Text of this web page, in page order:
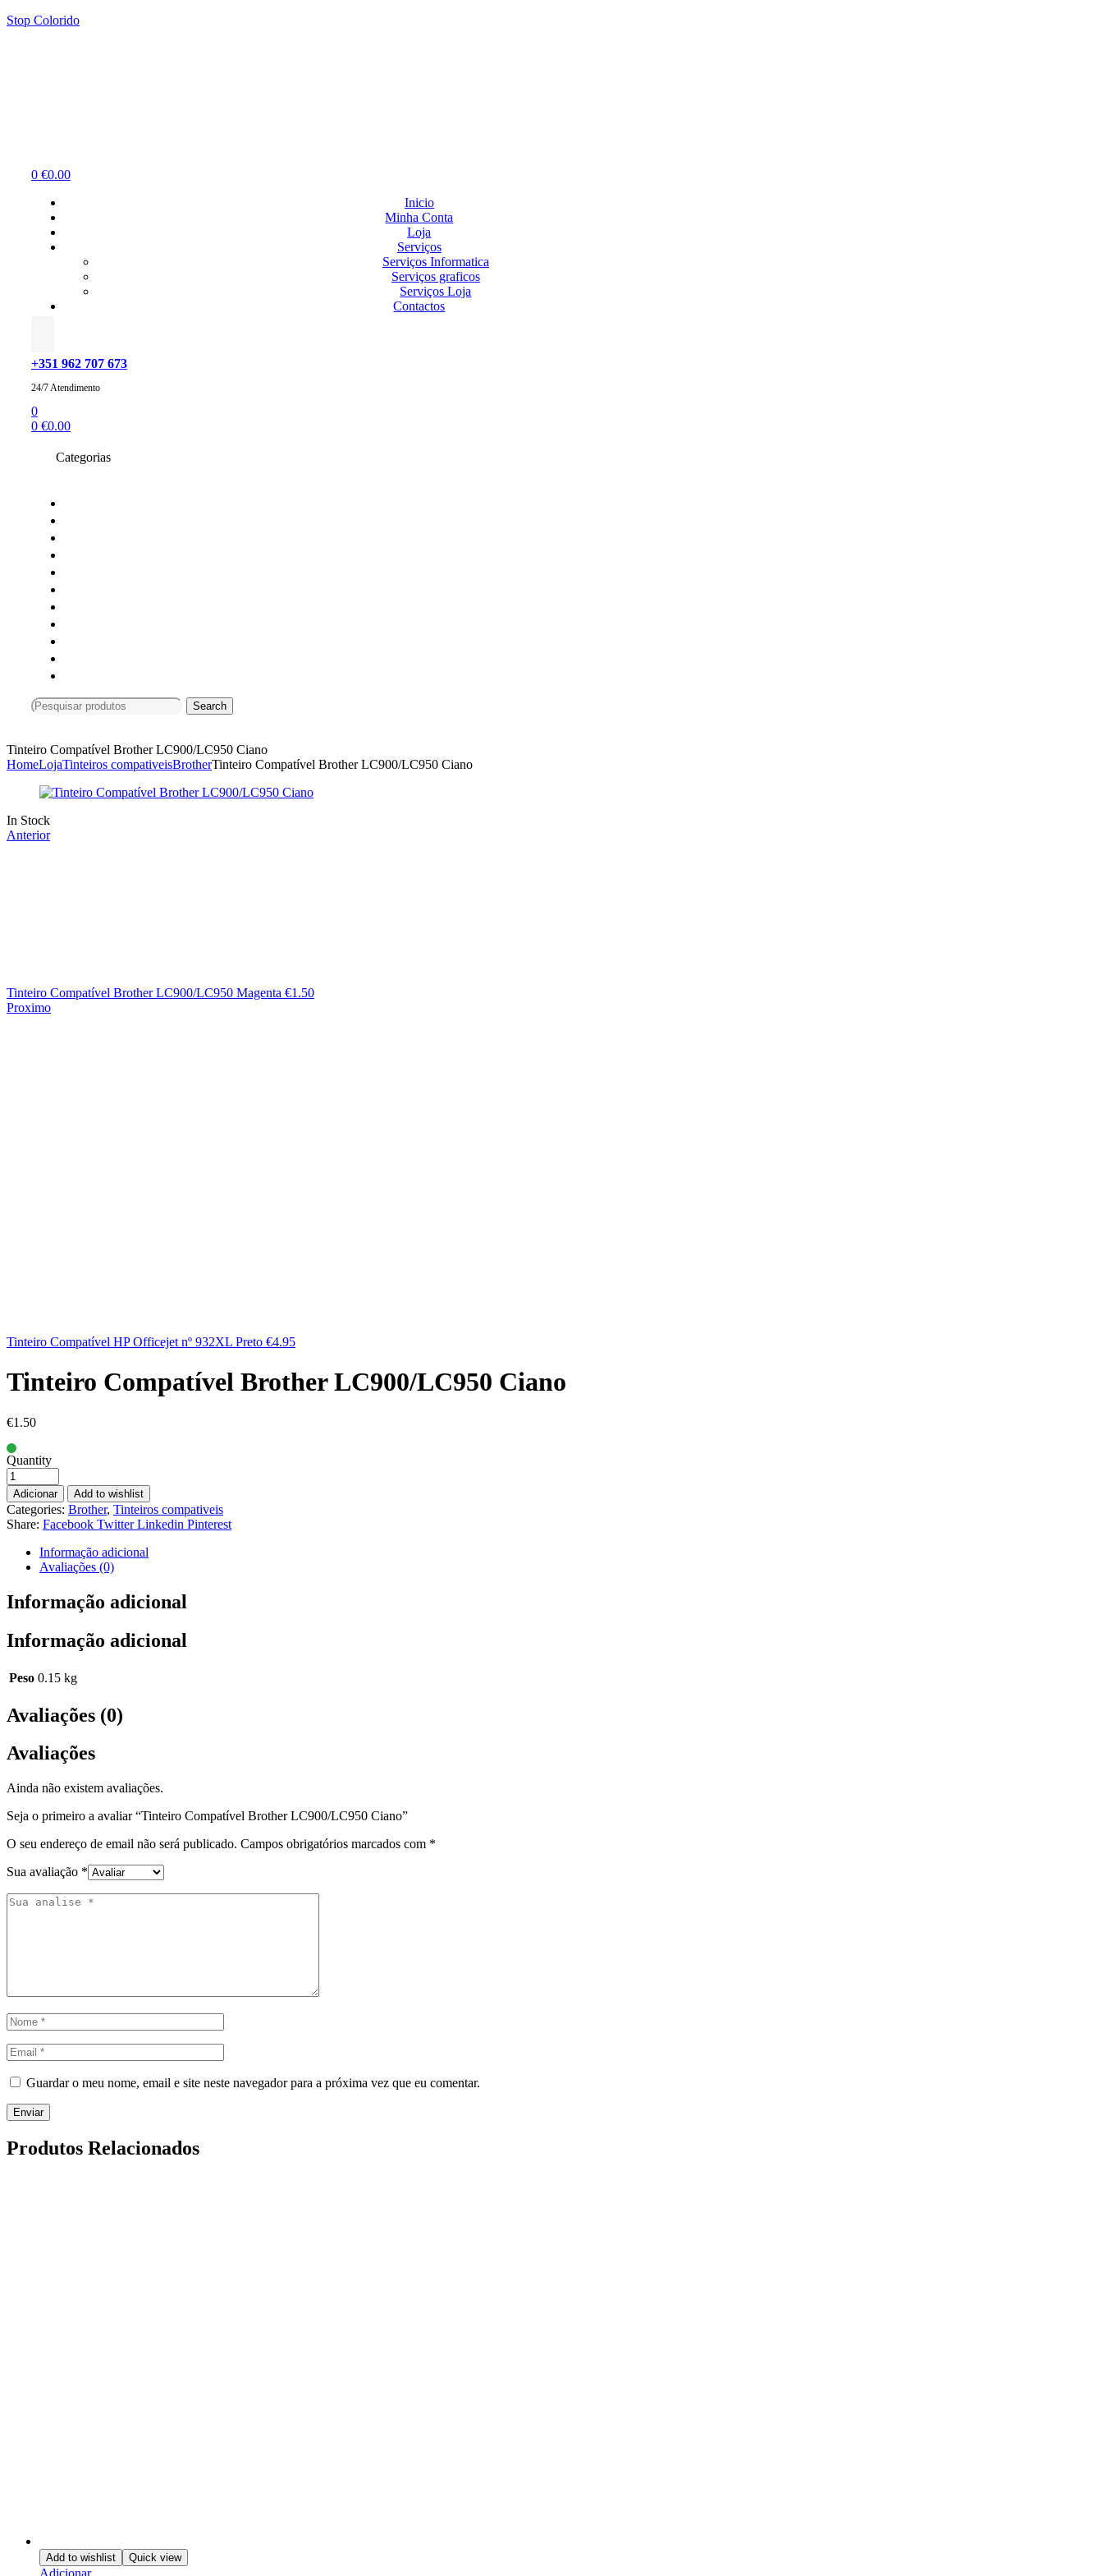
Stop Colorido
0 €0.00
Inicio
Minha Conta
Loja
Serviços
Serviços Informatica
Serviços graficos
Serviços Loja
Contactos
+351 962 707 673
24/7 Atendimento
0
0 €0.00
Categorias
Search
Search
Tinteiro Compatível Brother LC900/LC950 Ciano
HomeLojaTinteiros compativeisBrotherTinteiro Compatível Brother LC900/LC950 Ciano
Availability:
In Stock
Anterior
Tinteiro Compatível Brother LC900/LC950 Magenta €1.50
Proximo
Tinteiro Compatível HP Officejet nº 932XL Preto €4.95
Tinteiro Compatível Brother LC900/LC950 Ciano
€1.50
Quantity
Adicionar Add to wishlist
Categories: Brother, Tinteiros compativeis
Share: Facebook Twitter Linkedin Pinterest
Informação adicional
Avaliações (0)
Informação adicional
Informação adicional
Peso 0.15 kg
Avaliações (0)
Avaliações
Ainda não existem avaliações.
Seja o primeiro a avaliar “Tinteiro Compatível Brother LC900/LC950 Ciano”
O seu endereço de email não será publicado. Campos obrigatórios marcados com *
Sua avaliação *
Guardar o meu nome, email e site neste navegador para a próxima vez que eu comentar.
Produtos Relacionados
Add to wishlist Quick view